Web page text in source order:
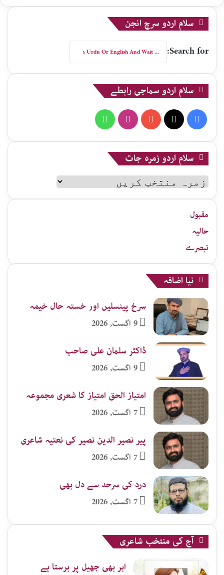
سلام اردو سرچ انجن
Search for:
سلام اردو سماجی رابطے
Facebook
YouTube
Instagram
WhatsApp
سلام اردو زمرہ جات
سلام
اردو
زمرہ
جات
مقبول
حالیہ
تبصرے
نیا اضافہ
سرخ پینسلیں اور خستہ حال خیمہ
9 اگست, 2026
ڈاکٹر سلمان علی صاحب
9 اگست, 2026
امتیاز الحق امتیاز کا شعری مجموعہ
7 اگست, 2026
پیر نصیر الدین نصیر کی نعتیہ شاعری
7 اگست, 2026
درد کی سرحد سے دل بھی
7 اگست, 2026
آج کی منتخب شاعری
ابر بھی جھیل پر برستا ہے